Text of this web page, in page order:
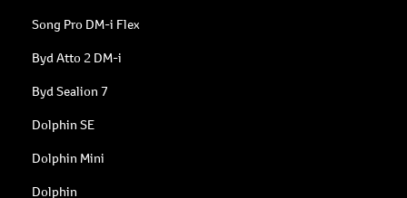
Song Pro DM-i Flex
Byd Atto 2 DM-i
Byd Sealion 7
Dolphin SE
Dolphin Mini
Dolphin